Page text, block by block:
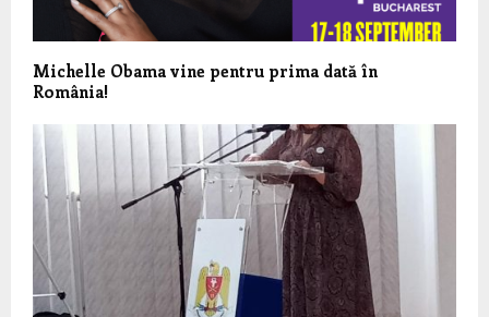
Michelle Obama vine pentru prima dată în
România!